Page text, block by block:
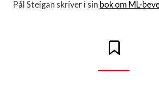
Pål Steigan skriver i sin bok om ML-